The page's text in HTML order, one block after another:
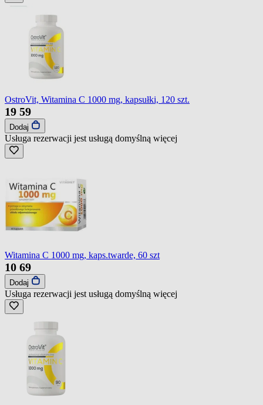
OstroVit, Witamina C 1000 mg, kapsułki, 120 szt.
19 59
Dodaj
Usługa rezerwacji jest usługą domyślną więcej
Witamina C 1000 mg, kaps.twarde, 60 szt
10 69
Dodaj
Usługa rezerwacji jest usługą domyślną więcej